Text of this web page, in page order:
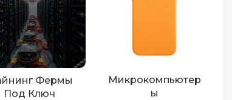
Фермы
Под Ключ
Микрокомпьютер
Ы